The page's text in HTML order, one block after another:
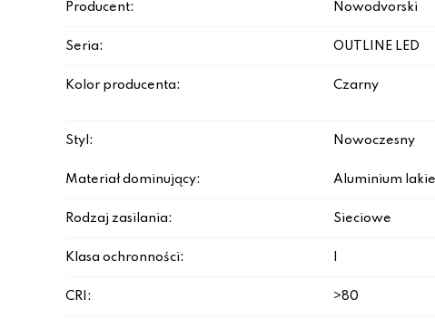
Producent: Nowodvorski
Seria: OUTLINE LED
Kolor producenta: Czarny
Styl: Nowoczesny
Materiał dominujący: Aluminium
Rodzaj zasilania: Sieciowe
Klasa ochronności:
CRI: >80